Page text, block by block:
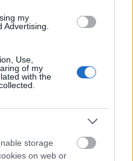
my
Advertising.
Use,
of my
with the
storage
on web or